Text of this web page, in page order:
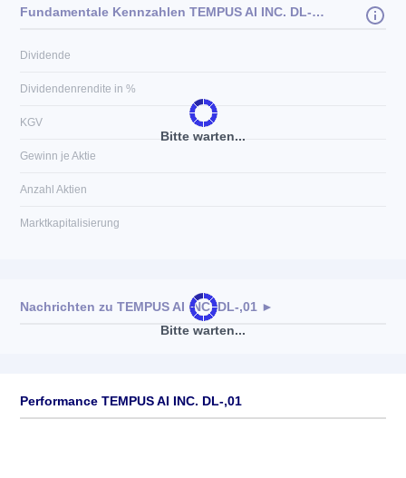
Bitte warten...
Fundamentale Kennzahlen TEMPUS AI INC. DL-,01
Dividende
Dividendenrendite in %
KGV
Gewinn je Aktie
Anzahl Aktien
Marktkapitalisierung
Bitte warten...
Nachrichten zu TEMPUS AI INC. DL-,01 ►
Performance TEMPUS AI INC. DL-,01